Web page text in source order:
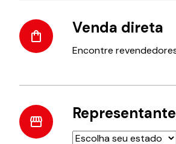
Venda direta
Encontre